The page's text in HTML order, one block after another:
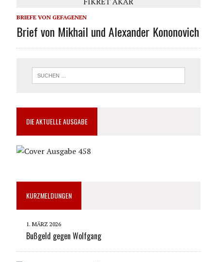
BRIEFE VON GEFAGENEN
Brief von Mikhail und Alexander Kononovich
DIE AKTUELLE AUSGABE
KURZMELDUNGEN
1. MÄRZ 2026
Bußgeld gegen Wolfgang